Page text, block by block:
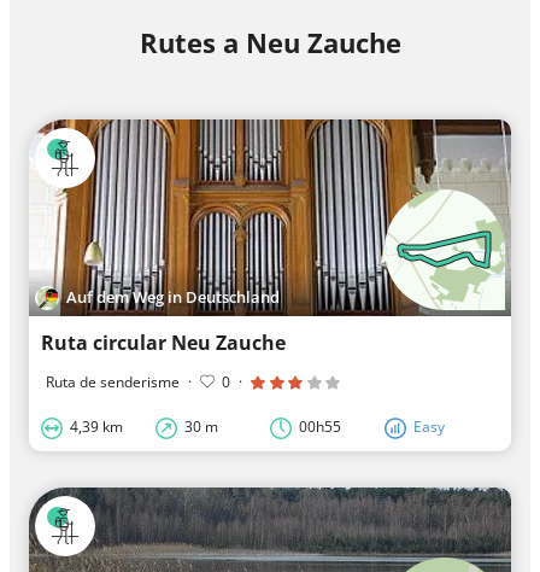
Rutes a Neu Zauche
Auf dem Weg in Deutschland
Ruta circular Neu Zauche
Ruta de senderisme · 0 ·
4,39 km 30 m 00h55 Easy